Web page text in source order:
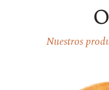
Nuestros